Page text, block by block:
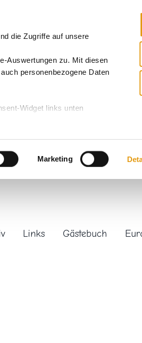
die Zugriffe auf unsere
Auswertungen zu. Mit diesen
personenbezogene Daten
Widget links unten
Marketing
Links Gästebuch